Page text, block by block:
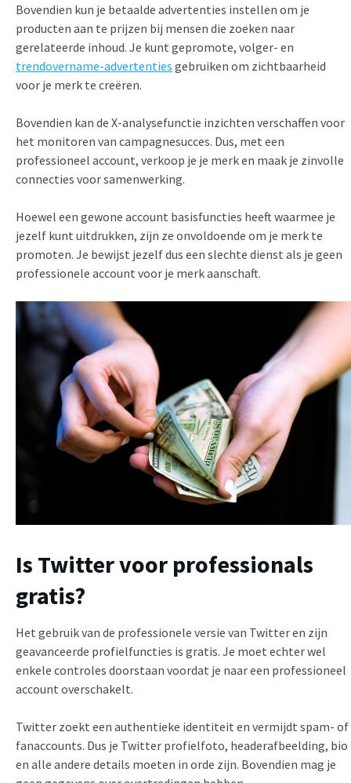
Bovendien kun je betaalde advertenties instellen om je
producten aan te prijzen bij mensen die zoeken naar
gerelateerde inhoud. Je kunt gepromote, volger- en
trendovername-advertenties gebruiken om zichtbaarheid
voor je merk te creëren.
Bovendien kan de X-analysefunctie inzichten verschaffen voor
het monitoren van campagnesucces. Dus, met een
professioneel account, verkoop je je merk en maak je zinvolle
connecties voor samenwerking.
Hoewel een gewone account basisfuncties heeft waarmee je
jezelf kunt uitdrukken, zijn ze onvoldoende om je merk te
promoten. Je bewijst jezelf dus een slechte dienst als je geen
professionele account voor je merk aanschaft.
Is Twitter voor professionals
gratis?
Het gebruik van de professionele versie van Twitter en zijn
geavanceerde profielfuncties is gratis. Je moet echter wel
enkele controles doorstaan voordat je naar een professioneel
account overschakelt.
Twitter zoekt een authentieke identiteit en vermijdt spam- of
fanaccounts. Dus je Twitter profielfoto, headerafbeelding, bio
en alle andere details moeten in orde zijn. Bovendien mag je